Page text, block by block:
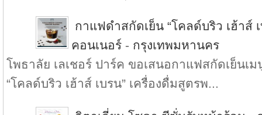
กาแฟดำสกัดเย็น “โคลด์บริว เฮ้าส์
คอนเนอร์ - กรุงเทพมหานคร
โพธาลัย เลเชอร์ ปาร์ค ขอเสนอกาแฟสกัดเย็นเ
“โคลด์บริว เฮ้าส์ เบรน” เครื่องดื่มสูตรพ...